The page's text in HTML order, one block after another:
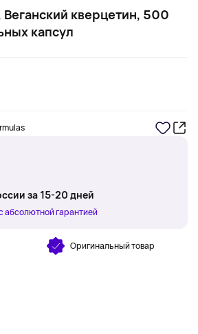
кверцетин, 500
капсул
за 15-20 дней
абсолютной гарантией
Оригинальный товар